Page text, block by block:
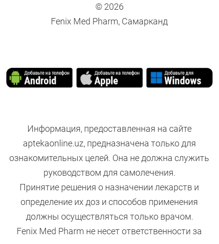
© 2026
Fenix Med Pharm, Самарканд
Информация, предоставленная на сайте
aptekaonline.uz, предназначена только для
ознакомительных целей. Она не должна служить
руководством для самолечения.
Принятие решения о назначении лекарств и
определение их доз и способов применения
должны осуществляться только врачом.
Fenix Med Pharm не несет ответственности за